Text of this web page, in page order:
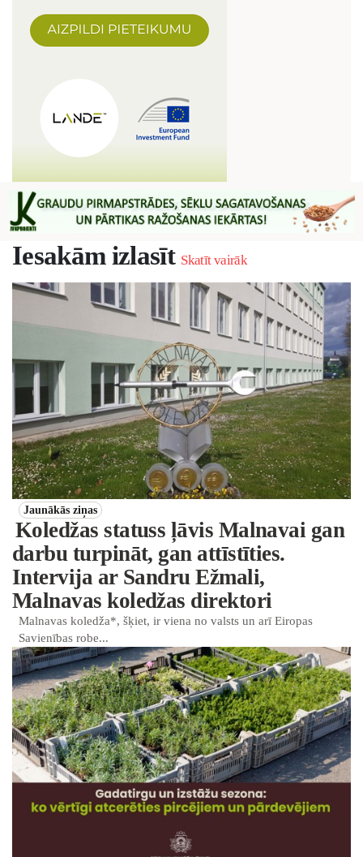
Iesakām izlasīt Skatīt vairāk
Jaunākās ziņas
Koledžas statuss ļāvis Malnavai gan
darbu turpināt, gan attīstīties.
Intervija ar Sandru Ežmali,
Malnavas koledžas direktori
Malnavas koledža*, šķiet, ir viena no valsts un arī Eiropas
Savienības robe...